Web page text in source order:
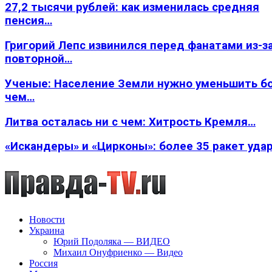
27,2 тысячи рублей: как изменилась средняя
пенсия…
Григорий Лепс извинился перед фанатами из-
повторной…
Ученые: Население Земли нужно уменьшить
чем…
Литва осталась ни с чем: Хитрость Кремля…
«Искандеры» и «Цирконы»: более 35 ракет
Новости
Украина
Юрий Подоляка — ВИДЕО
Михаил Онуфриенко — Видео
Россия